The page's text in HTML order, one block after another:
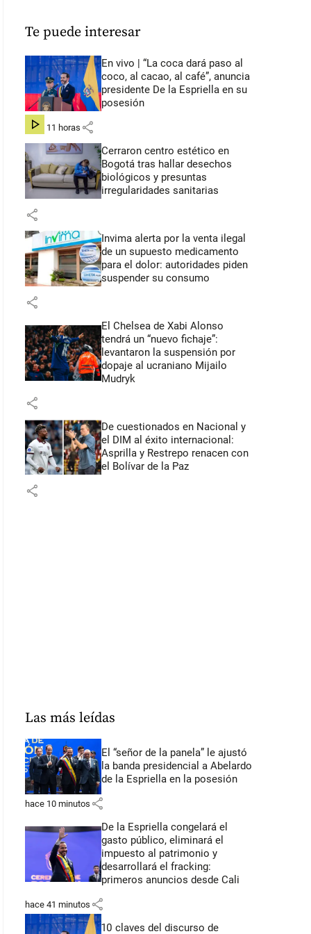
Te puede interesar
En vivo | “La coca dará paso al
coco, al cacao, al café”, anuncia
presidente De la Espriella en su
posesión
hace 11 horas share
Cerraron centro estético en
Bogotá tras hallar desechos
biológicos y presuntas
irregularidades sanitarias
share
Invima alerta por la venta ilegal
de un supuesto medicamento
para el dolor: autoridades piden
suspender su consumo
share
El Chelsea de Xabi Alonso
tendrá un “nuevo fichaje”:
levantaron la suspensión por
dopaje al ucraniano Mijailo
Mudryk
share
De cuestionados en Nacional y
el DIM al éxito internacional:
Asprilla y Restrepo renacen con
el Bolívar de la Paz
share
Las más leídas
El “señor de la panela” le ajustó
la banda presidencial a Abelardo
de la Espriella en la posesión
hace 10 minutos share
De la Espriella congelará el
gasto público, eliminará el
impuesto al patrimonio y
desarrollará el fracking:
primeros anuncios desde Cali
hace 41 minutos share
10 claves del discurso de